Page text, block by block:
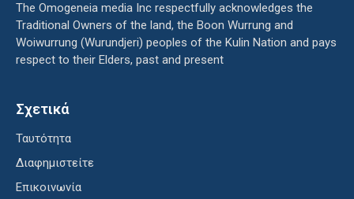
The Omogeneia media Inc respectfully acknowledges the
Traditional Owners of the land, the Boon Wurrung and
Woiwurrung (Wurundjeri) peoples of the Kulin Nation and pays
respect to their Elders, past and present
Σχετικά
Ταυτότητα
Διαφημιστείτε
Επικοινωνία